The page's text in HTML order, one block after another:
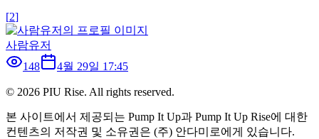
[2]
사람유저
148
4월 29일 17:45
© 2026 PIU Rise. All rights reserved.
본 사이트에서 제공되는 Pump It Up과 Pump It Up Rise에 대한
컨텐츠의 저작권 및 소유권은 (주) 안다미로에게 있습니다.